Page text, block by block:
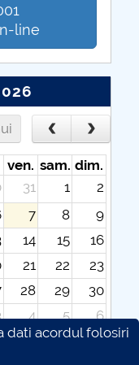
line
ven. sam. dim.
31 1
2
7 8
9
14 15
16
21 22
23
28 29
30
4 5
6
dati acordul folosiri